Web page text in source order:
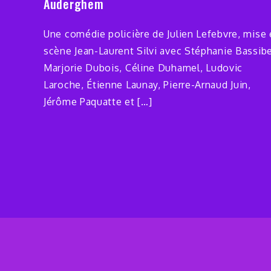
Auderghem
Une comédie policière de Julien Lefebvre, mise
scène Jean-Laurent Silvi avec Stéphanie
Marjorie Dubois, Céline Duhamel, Ludovic
Laroche, Étienne Launay, Pierre-Arnaud Juin,
Jérôme Paquatte et […]